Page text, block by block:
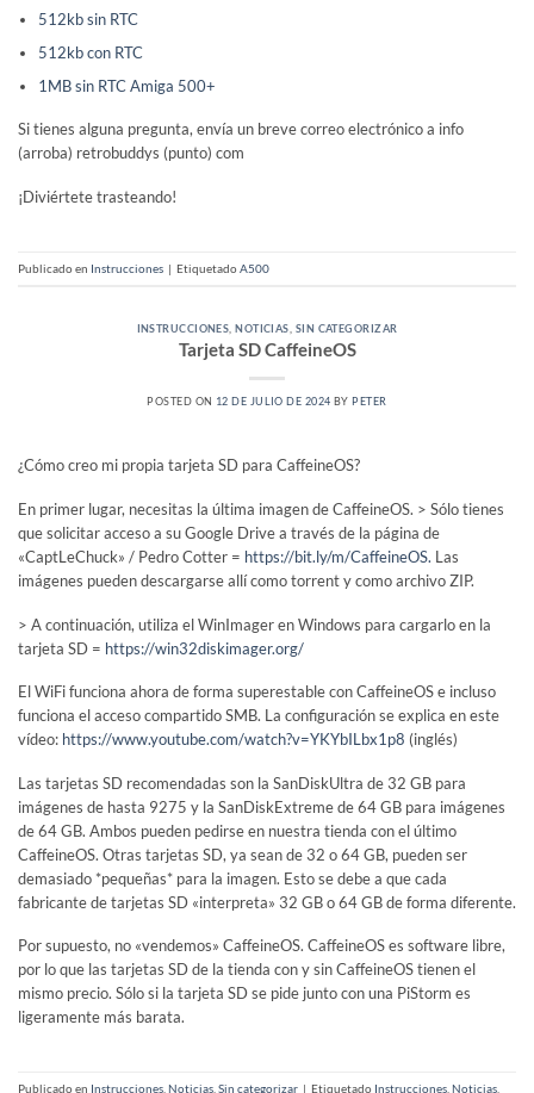
512kb sin RTC
512kb con RTC
1MB sin RTC Amiga 500+
Si tienes alguna pregunta, envía un breve correo electrónico a info
(arroba) retrobuddys (punto) com
¡Diviértete trasteando!
Publicado en Instrucciones | EtiquetadoA500
INSTRUCCIONES ,NOTICIAS SIN CATEGORIZAR
Tarjeta SD CaffeineOS
POSTED ON 12 DE JULIO DE 2024 BYPETER
¿Cómo creo mi propia tarjeta SD para CaffeineOS?
En primer lugar, necesitas la última imagen de CaffeineOS. > Sólo tienes
que solicitar acceso a su Google Drive a través de la página de
«CaptLeChuck» / Pedro Cotter = https://bit.ly/m/CaffeineOS. Las
imágenes pueden descargarse allí como torrent y como archivo ZIP.
> A continuación, utiliza el WinImager en Windows para cargarlo en la
tarjeta SD = https://win32diskimager.org/
El WiFi funciona ahora de forma superestable con CaffeineOS e incluso
funciona el acceso compartido SMB. La configuración se explica en este
vídeo: https://www.youtube.com/watch?v=YKYbILbx1p8 (inglés)
Las tarjetas SD recomendadas son la SanDiskUltra de 32 GB para
imágenes de hasta 9275 y la SanDiskExtreme de 64 GB para imágenes
de 64 GB. Ambos pueden pedirse en nuestra tienda con el último
CaffeineOS. Otras tarjetas SD, ya sean de 32 o 64 GB, pueden ser
demasiado *pequeñas* para la imagen. Esto se debe a que cada
fabricante de tarjetas SD «interpreta» 32 GB o 64 GB de forma diferente.
Por supuesto, no «vendemos» CaffeineOS. CaffeineOS es software libre,
por lo que las tarjetas SD de la tienda con y sin CaffeineOS tienen el
mismo precio. Sólo si la tarjeta SD se pide junto con una PiStorm es
ligeramente más barata.
Publicado en Instrucciones Noticias Sin categorizar | Etiquetado Instrucciones Noticias